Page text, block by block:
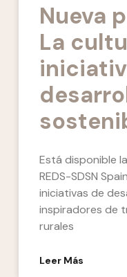
Nueva
La
Está disponible
REDS-SDSN
iniciativas de
inspiradores de
rurales
Leer Más